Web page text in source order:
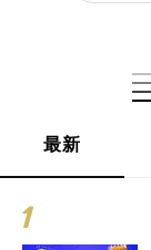
最新